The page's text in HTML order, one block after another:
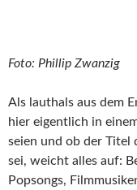
Foto: Phillip Zwanzig
Als lauthals aus dem
hier eigentlich in
seien und ob der Titel
sei, weicht alles auf:
Popsongs,